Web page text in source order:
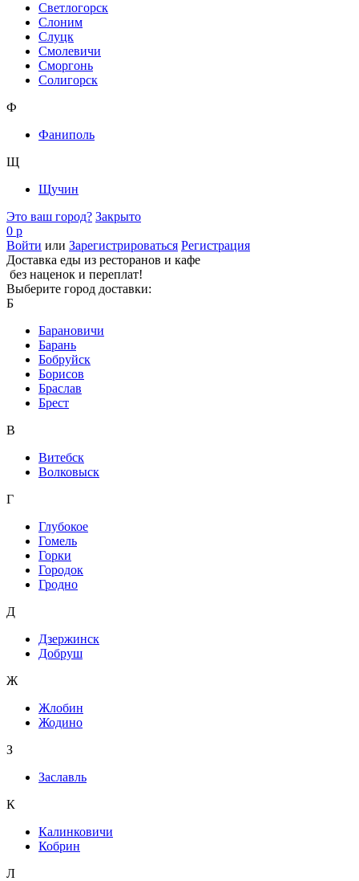
Светлогорск
Слоним
Слуцк
Смолевичи
Сморгонь
Солигорск
Ф
Фаниполь
Щ
Щучин
Это ваш город? Закрыто
0 р
Войти или Зарегистрироваться Регистрация
Доставка еды из ресторанов и кафе
без наценок и переплат!
Выберите город доставки:
Б
Барановичи
Барань
Бобруйск
Борисов
Браслав
Брест
В
Витебск
Волковыск
Г
Глубокое
Гомель
Горки
Городок
Гродно
Д
Дзержинск
Добруш
Ж
Жлобин
Жодино
З
Заславль
К
Калинковичи
Кобрин
Л